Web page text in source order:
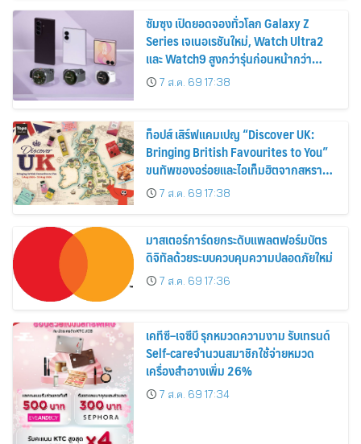
ซัมซุง เปิดยอดจองทั่วโลก Galaxy Z
Series เจเนอเรชันใหม่, Watch Ultra2
และ Watch9 สูงกว่ารุ่นก่อนหน้ากว่า
30%7 ส.ค. 69 17:38
ท็อปส์ เสิร์ฟแคมเปญ “Discover UK:
Bringing British Favourites to You”
ขนทัพของอร่อยและไอเท็มฮิตจากสหราช
อาณาจักร ส่งตรงถึงมือตั้งแต่วันนี้ – 18
สิงหาคมนี้
7 ส.ค. 69 17:38
มาสเตอร์การ์ดยกระดับแพลตฟอร์มบัตร
ดิจิทัลด้วยระบบควบคุมความปลอดภัยใหม่
7 ส.ค. 69 17:36
เคทีซี–เจซีบี รุกหมวดความงาม รับเทรนด์
Self-careจำนวนสมาชิกใช้จ่ายหมวด
เครื่องสำอางเพิ่ม 26%
7 ส.ค. 69 17:34